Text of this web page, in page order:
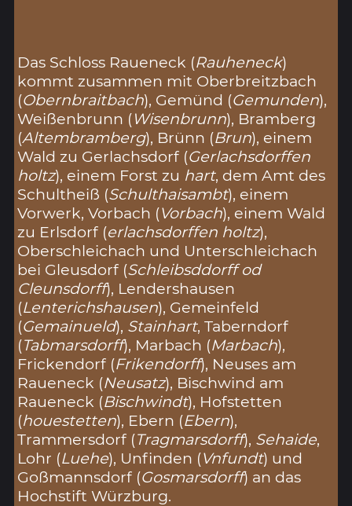
Das Schloss Raueneck (Rauheneck)
kommt zusammen mit Oberbreitzbach
(Obernbraitbach), Gemünd (Gemunden),
Weißenbrunn (Wisenbrunn), Bramberg
(Altembramberg), Brünn (Brun), einem
Wald zu Gerlachsdorf (Gerlachsdorffen
holtz), einem Forst zu hart, dem Amt des
Schultheiß (Schulthaisambt), einem
Vorwerk, Vorbach (Vorbach), einem Wald
zu Erlsdorf (erlachsdorffen holtz),
Oberschleichach und Unterschleichach
bei Gleusdorf (Schleibsddorff od
Cleunsdorff), Lendershausen
(Lenterichshausen), Gemeinfeld
(Gemainueld), Stainhart, Taberndorf
(Tabmarsdorff), Marbach (Marbach),
Frickendorf (Frikendorff), Neuses am
Raueneck (Neusatz), Bischwind am
Raueneck (Bischwindt), Hofstetten
(houestetten), Ebern (Ebern),
Trammersdorf (Tragmarsdorff), Sehaide,
Lohr (Luehe), Unfinden (Vnfundt) und
Goßmannsdorf (Gosmarsdorff) an das
Hochstift Würzburg.